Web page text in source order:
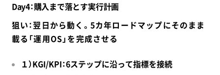
Day4：購入まで落とす実行計画
狙い：翌日から動く。5カ年ロードマップにそのまま
載る「運用OS」を完成させる
１）KGI/KPI：6ステップに沿って指標を接続